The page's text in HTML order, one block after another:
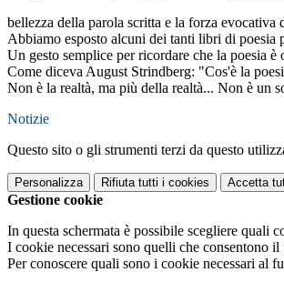
bellezza della parola scritta e la forza evocativa
Abbiamo esposto alcuni dei tanti libri di poesia
Un gesto semplice per ricordare che la poesia
Come diceva August Strindberg: "Cos'è la
Non è la realtà, ma più della realtà... Non è un
Notizie
Questo sito o gli strumenti terzi da questo
Personalizza Rifiuta tutti i cookies Accetta
Gestione cookie
In questa schermata è possibile scegliere quali
I cookie necessari sono quelli che consentono
Per conoscere quali sono i cookie necessari al